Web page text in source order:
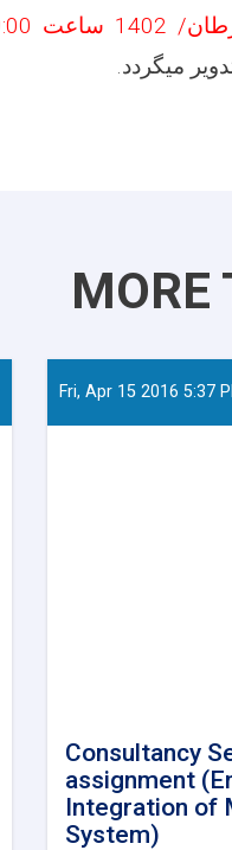
ساعت 09:00
میگردد
MORE
Fri, Apr 15 2016 5:37
Consultancy
assignment
Integration of
System)